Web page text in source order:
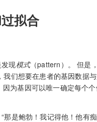
拟合
现模式（pattern）。 但是
们想要在患者的基因数据
因为基因可以唯一确定每个
那是鲍勃！我记得他！他有